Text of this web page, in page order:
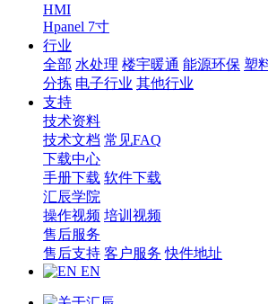
HMI
Hpanel 7寸
行业
全部 水处理 楼宇暖通 能源环保 塑
分拣 电子行业 其他行业
支持
技术资料
技术文档 常见FAQ
下载中心
手册下载 软件下载
汇辰学院
操作视频 培训视频
售后服务
售后支持 客户服务 快件地址
EN